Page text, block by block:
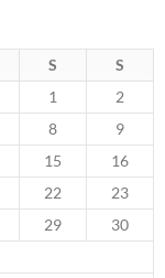
S S
1
2
8
9
15
16
22
23
29
30